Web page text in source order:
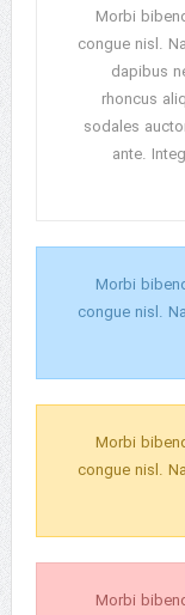
Morbi
congue nisl.
dapibus
rhoncus
sodales
ante.
Morbi
congue nisl.
Morbi
congue nisl.
Morbi